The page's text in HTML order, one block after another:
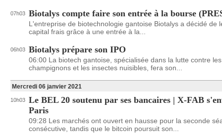
07h03 Biotalys compte faire son entrée à la bourse
L'entreprise de biotechnologie gantoise Biotalys a décidé de
capital frais grâce à une entrée à la...
06h03 Biotalys prépare son IPO
06:00 La biotech gantoise, spécialisée dans la lutte contre les
champignons et les insectes nuisibles, fera son...
Mercredi 06 janvier 2021
10h03 Le BEL 20 soutenu par ses bancaires | X-FAB
Paris
09:28 Les marchés ont ouvert en hausse pour la seconde
consécutive, tandis que le bitcoin poursuit son...